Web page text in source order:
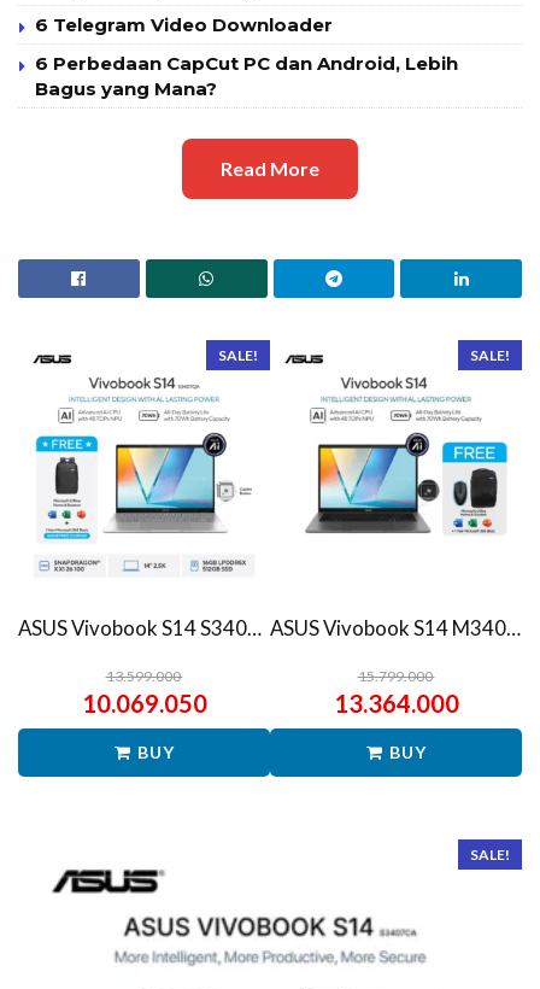
6 Telegram Video Downloader
6 Perbedaan CapCut PC dan Android, Lebih
Bagus yang Mana?
Read More
SALE!
ASUS Vivobook S14 S3407QA – IPSP151M – Matte Gray
13.599.000
10.069.050
BUY
SALE!
ASUS Vivobook S14 M3407HA Ryzen 7 260 1TB SSD 16GB WUXGA IPS Win11+OHS
15.799.000
13.364.000
BUY
SALE!